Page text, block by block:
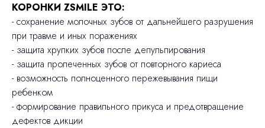
КОРОНКИ ZSMILE ЭТО:
- сохранение молочных зубов от дальнейшего разрушения
при травме и иных поражениях
- защита хрупких зубов после депульпирования
- защита пролеченных зубов от повторного кариеса
- возможность полноценного пережевывания пищи
ребенком
- формирование правильного прикуса и предотвращение
дефектов дикции